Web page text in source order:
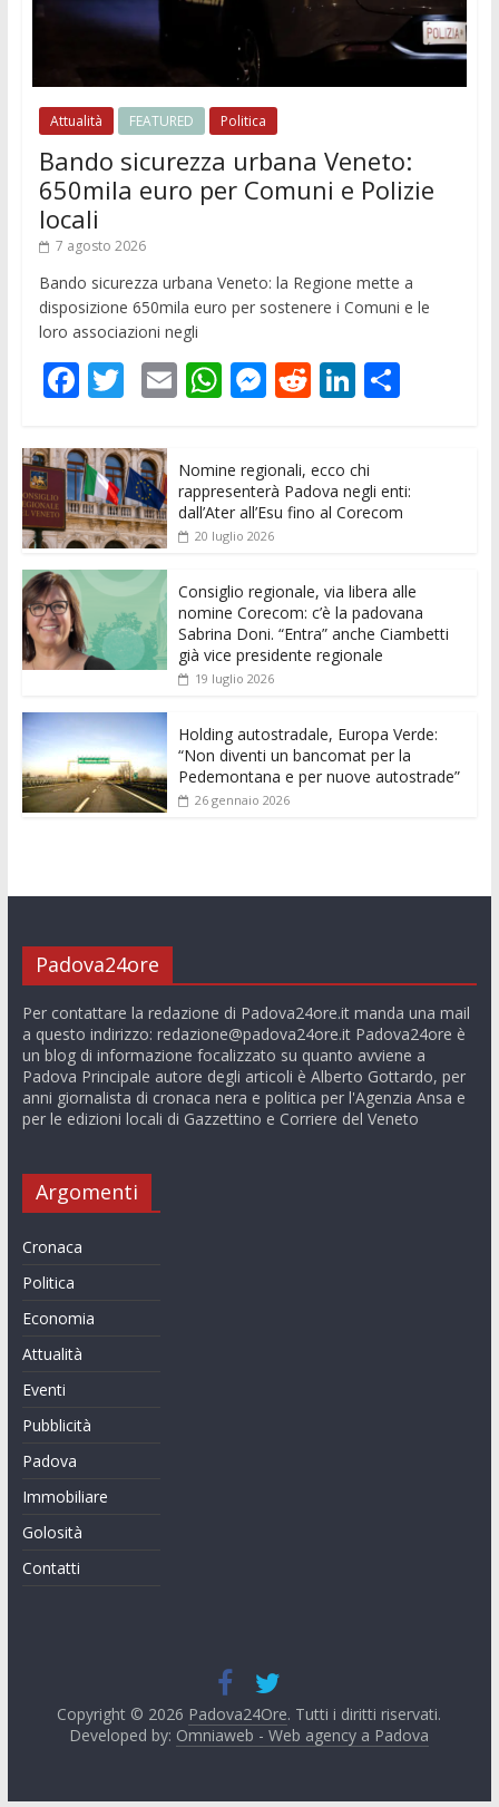
Attualità FEATURED Politica
Bando sicurezza urbana Veneto:
650mila euro per Comuni e Polizie
locali
7 agosto 2026
Bando sicurezza urbana Veneto: la Regione mette a
disposizione 650mila euro per sostenere i Comuni e le
loro associazioni negli
F
e
b
o
o
k
T
itt
er
E
l
W
s
A
p
p
M
ss
e
n
er
R
di
t
Li
k
e
dI
C
di
vi
Nomine regionali, ecco chi
rappresenterà Padova negli enti:
dall’Ater all’Esu fino al Corecom
20 luglio 2026
Consiglio regionale, via libera alle
nomine Corecom: c’è la padovana
Sabrina Doni. “Entra” anche Ciambetti
già vice presidente regionale
19 luglio 2026
Holding autostradale, Europa Verde:
“Non diventi un bancomat per la
Pedemontana e per nuove autostrade”
26 gennaio 2026
Padova24ore
Per contattare la redazione di Padova24ore.it manda una mail
a questo indirizzo: redazione@padova24ore.itPadova24ore è
un blog di informazione focalizzato su quanto avviene a
Padova Principale autore degli articoli è Alberto Gottardo, per
anni giornalista di cronaca nera e politica per l'Agenzia Ansa e
per le edizioni locali di Gazzettino e Corriere del Veneto
Argomenti
Cronaca
Politica
Economia
Attualità
Eventi
Pubblicità
Padova
Immobiliare
Golosità
Contatti
Copyright © 2026 Padova24Ore. Tutti i diritti riservati.
Developed by: Omniaweb - Web agency a Padova